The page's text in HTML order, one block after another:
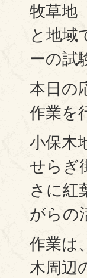
牧草地
と地域
ーの試
本日の
作業を
小保木
せらぎ
さに紅
がらの
作業は
木周辺